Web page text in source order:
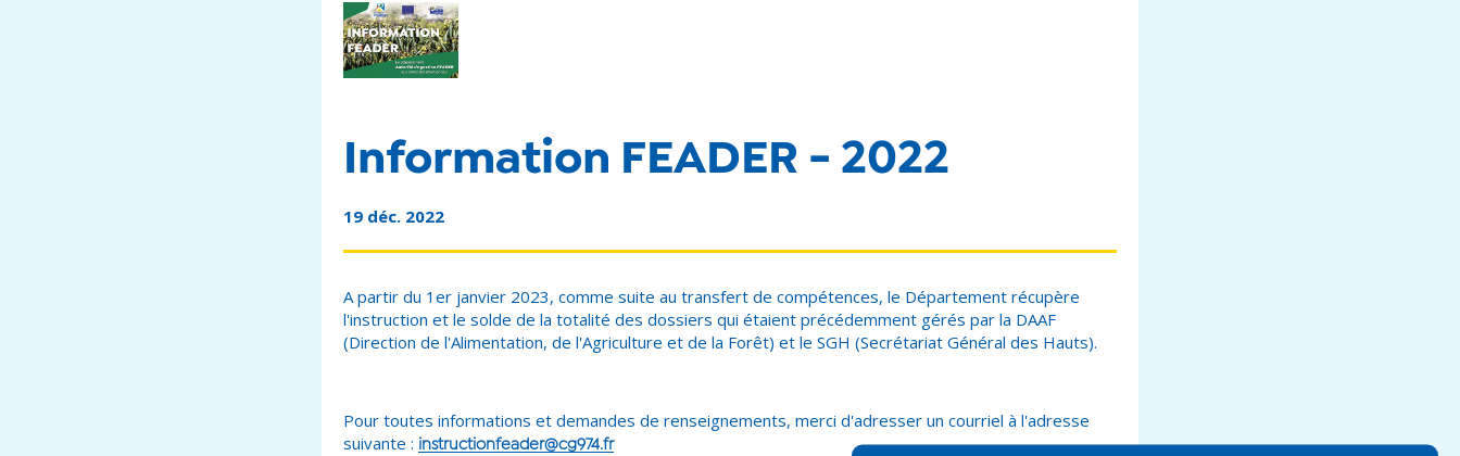
Information FEADER - 2022
19 déc. 2022
A partir du 1er janvier 2023, comme suite au transfert de compétences, le Département récupère
l'instruction et le solde de la totalité des dossiers qui étaient précédemment gérés par la DAAF
(Direction de l'Alimentation, de l'Agriculture et de la Forêt) et le SGH (Secrétariat Général des Hauts).
Pour toutes informations et demandes de renseignements, merci d'adresser un courriel à l'adresse
suivante :
instructionfeader@cg974.fr